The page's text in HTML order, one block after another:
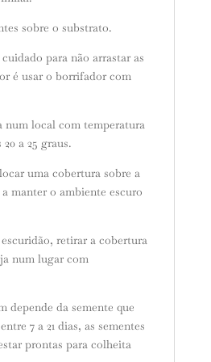
sobre o substrato.
para não arrastar as
é usar o borrifador com
num local com temperatura
a 25 graus.
uma cobertura sobre a
manter o ambiente escuro
retirar a cobertura
num lugar com
depende da semente que
7 a 21 dias, as sementes
prontas para colheita